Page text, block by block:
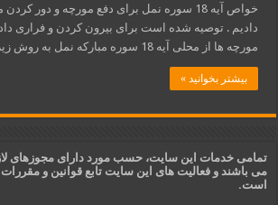
خواص آیه 18 سوره نمل برای دفع مورچه و دور
دادیم . توصیه شده است برای بیرون کردن و فراری
مورچه ها از محلی آیه 18 سوره مبارکه نمل به روش زیر خوانده شود . …
بیشتر بخوانید »
تمامی خدمات این سایت، حسب مورد دارای مجوزهای
می باشند و فعالیت های این سایت تابع قوانین و
است.